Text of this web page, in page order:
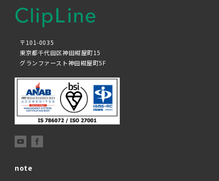
〒101-0035
東京都千代田区神田紺屋町15
グランファースト神田紺屋町5F
note